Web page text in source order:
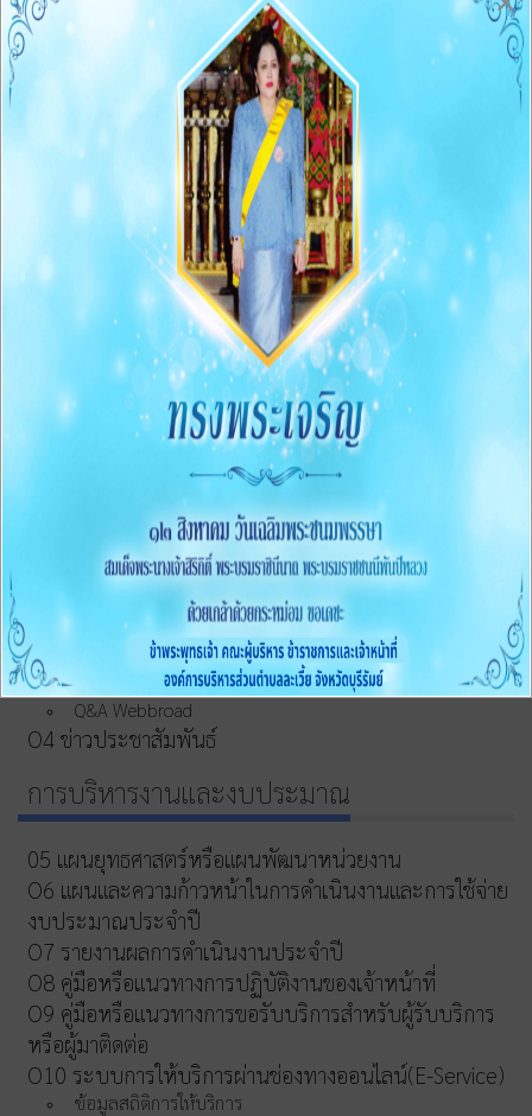
เกี่ยวกับหน่วยงาน
- ประวัติความเป็นมา
- สภาพและข้อมูลพื้นฐาน
- วิสัยทัศน์/พันธกิจ
- นโยบายการบริหารงาน
- ข้อบัญญัติ
- คู่มือประชาชน
- แผนอัตรากำลัง
- นโยบายคุ้มครองข้อมูลส่วนบุคคล
- แบบเปิดเผยข้อมูลการใช้จ่ายเงินสะสม
- รายงานผลการสำรวจความพึงพอใจการให้บริการ
- รายงานการเงินประจำปี
- ภูมิปัญญาชาวบ้านในชุมชน
ข้อมูลพื้นฐาน
o1 โครงสร้างและอำนาจหน้าที่
O2 ข้อมูลผู้บริหาร
O3 ข้อมูลการติดต่อและช่องทางการสอบถาม
Q&A Webbroad
O4 ข่าวประชาสัมพันธ์
การบริหารงานและงบประมาณ
05 แผนยุทธศาสตร์หรือแผนพัฒนาหน่วยงาน
O6 แผนและความก้าวหน้าในการดำเนินงานและการใช้จ่าย
งบประมาณประจำปี
O7 รายงานผลการดำเนินงานประจำปี
O8 คู่มือหรือแนวทางการปฏิบัติงานของเจ้าหน้าที่
O9 คู่มือหรือแนวทางการขอรับบริการสำหรับผู้รับบริการ
หรือผู้มาติดต่อ
O10 ระบบการให้บริการผ่านช่องทางออนไลน์(E-Service)
ข้อมูลสถิติการให้บริการ